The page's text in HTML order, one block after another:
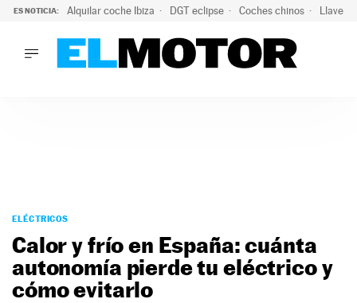
ES NOTICIA: Alquilar coche Ibiza DGT eclipse Coches chinos Llaves
PODCAST
MOTOS
TECNOLOGÍA
SUPERCOCHES
ELÉCTRICOS
Calor y frío en España: cuánta
autonomía pierde tu eléctrico y
cómo evitarlo